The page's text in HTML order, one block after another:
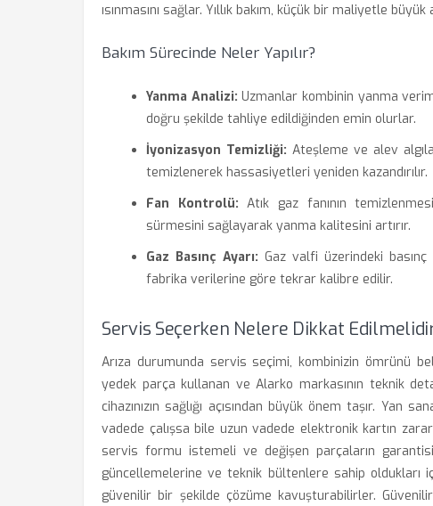
ısınmasını sağlar. Yıllık bakım, küçük bir maliyetle
Bakım Sürecinde Neler Yapılır?
Yanma Analizi: Uzmanlar kombinin yanma
doğru şekilde tahliye edildiğinden emin olurlar.
İyonizasyon Temizliği: Ateşleme ve alev
temizlenerek hassasiyetleri yeniden kazandırılır.
Fan Kontrolü: Atık gaz fanının
sürmesini sağlayarak yanma kalitesini artırır.
Gaz Basınç Ayarı: Gaz valfi üzerindeki
fabrika verilerine göre tekrar kalibre edilir.
Servis Seçerken Nelere Dikkat
Arıza durumunda servis seçimi, kombinizin ömrünü
yedek parça kullanan ve Alarko markasının teknik
cihazınızın sağlığı açısından büyük önem taşır. Yan
vadede çalışsa bile uzun vadede elektronik kartın
servis formu istemeli ve değişen parçaların
güncellemelerine ve teknik bültenlere sahip oldukları
güvenilir bir şekilde çözüme kavuşturabilirler.